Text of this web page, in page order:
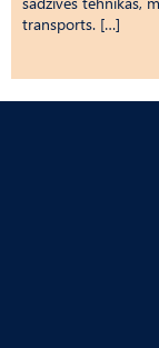
transports. […]